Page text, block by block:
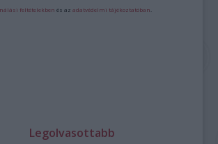
feltételekben és azadatvédelmi tájékoztatóban
Legolvasottabb